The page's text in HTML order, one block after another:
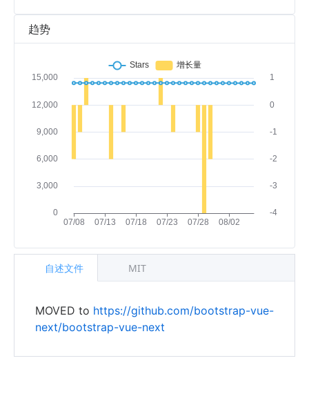
趋势
MOVED to https://github.com/bootstrap-vue-
next/bootstrap-vue-next
自述文件 MIT